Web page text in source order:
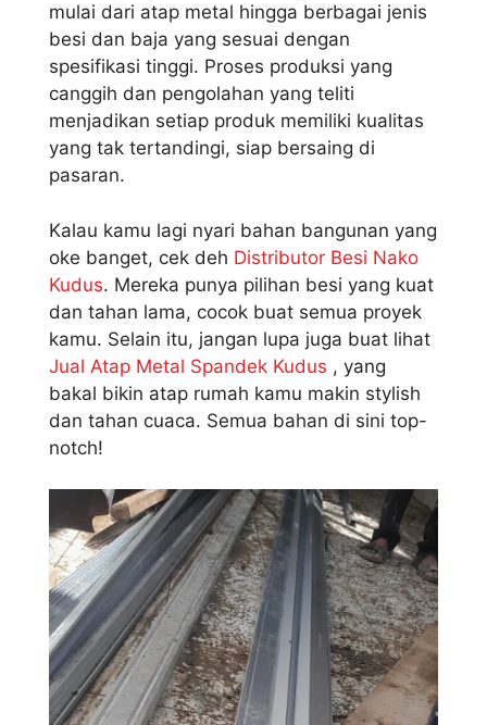
mulai dari atap metal hingga berbagai jenis
besi dan baja yang sesuai dengan
spesifikasi tinggi. Proses produksi yang
canggih dan pengolahan yang teliti
menjadikan setiap produk memiliki kualitas
yang tak tertandingi, siap bersaing di
pasaran.
Kalau kamu lagi nyari bahan bangunan yang
oke banget, cek deh Distributor Besi Nako
Kudus. Mereka punya pilihan besi yang kuat
dan tahan lama, cocok buat semua proyek
kamu. Selain itu, jangan lupa juga buat lihat
Jual Atap Metal Spandek Kudus , yang
bakal bikin atap rumah kamu makin stylish
dan tahan cuaca. Semua bahan di sini top-
notch!